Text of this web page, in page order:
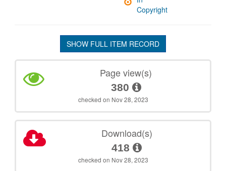
Copyright
SHOW FULL ITEM RECORD
Page view(s)
380
checked on Nov 28, 2023
Download(s)
418
checked on Nov 28, 2023